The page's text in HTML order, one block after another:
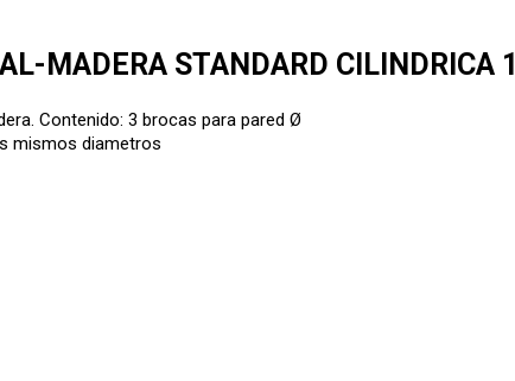
MADERA STANDARD
Contenido: 3 brocas para pared Ø
mismos diametros